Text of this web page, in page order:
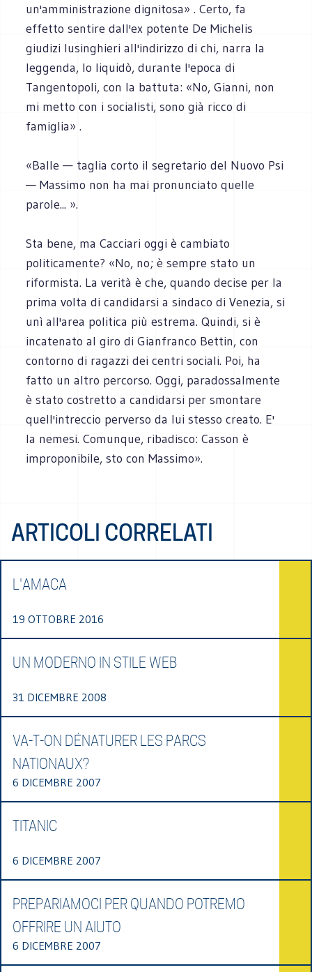
un'amministrazione dignitosa» . Certo, fa
effetto sentire dall'ex potente De Michelis
giudizi lusinghieri all'indirizzo di chi, narra la
leggenda, lo liquidò, durante l'epoca di
Tangentopoli, con la battuta: «No, Gianni, non
mi metto con i socialisti, sono già ricco di
famiglia» .
«Balle — taglia corto il segretario del Nuovo Psi
— Massimo non ha mai pronunciato quelle
parole... ».
Sta bene, ma Cacciari oggi è cambiato
politicamente? «No, no; è sempre stato un
riformista. La verità è che, quando decise per la
prima volta di candidarsi a sindaco di Venezia, si
unì all'area politica più estrema. Quindi, si è
incatenato al giro di Gianfranco Bettin, con
contorno di ragazzi dei centri sociali. Poi, ha
fatto un altro percorso. Oggi, paradossalmente
è stato costretto a candidarsi per smontare
quell'intreccio perverso da lui stesso creato. E'
la nemesi. Comunque, ribadisco: Casson è
improponibile, sto con Massimo».
ARTICOLI CORRELATI
L'AMACA
19 OTTOBRE 2016
UN MODERNO IN STILE WEB
31 DICEMBRE 2008
VA-T-ON DÉNATURER LES PARCS
NATIONAUX?
6 DICEMBRE 2007
TITANIC
6 DICEMBRE 2007
PREPARIAMOCI PER QUANDO POTREMO
OFFRIRE UN AIUTO
6 DICEMBRE 2007